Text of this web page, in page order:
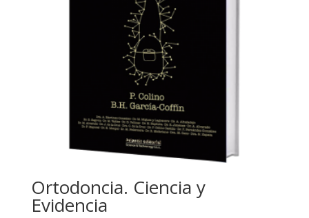
Ortodoncia. Ciencia y
Evidencia